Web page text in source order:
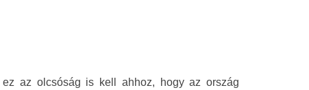
az olcsóság is kell ahhoz, hogy az ország